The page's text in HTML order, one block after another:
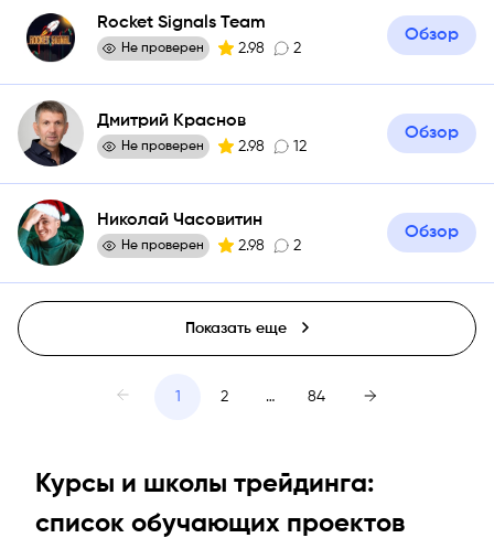
Rocket Signals Team
Не проверен 2.98 2
Обзор
Дмитрий Краснов
Не проверен 2.98 12
Обзор
Николай Часовитин
Не проверен 2.98 2
Обзор
Показать еще
1 2 … 84
Курсы и школы трейдинга:
список обучающих проектов